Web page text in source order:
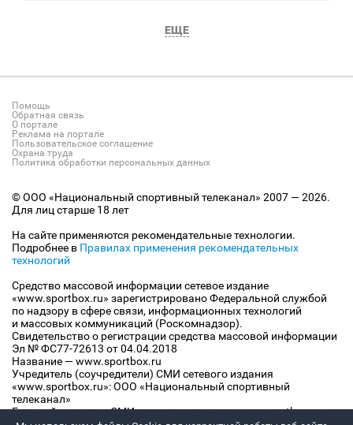
ЕЩЕ
Помощь
Обратная связь
О портале
Реклама на портале
Пользовательское соглашение
Охрана труда
Политика обработки персональных данных
© ООО «Национальный спортивный телеканал» 2007 — 2026.
Для лиц старше 18 лет
На сайте применяются рекомендательные технологии.
Подробнее в Правилах применения рекомендательных
технологий
Средство массовой информации сетевое издание
«www.sportbox.ru» зарегистрировано Федеральной службой
по надзору в сфере связи, информационных технологий
и массовых коммуникаций (Роскомнадзор).
Свидетельство о регистрации средства массовой информации
Эл № ФС77-72613 от 04.04.2018
Название — www.sportbox.ru
Учредитель (соучредители) СМИ сетевого издания
«www.sportbox.ru»: ООО «Национальный спортивный
телеканал»
Главный редактор СМИ сетевого издания «www.sportbox.ru»: